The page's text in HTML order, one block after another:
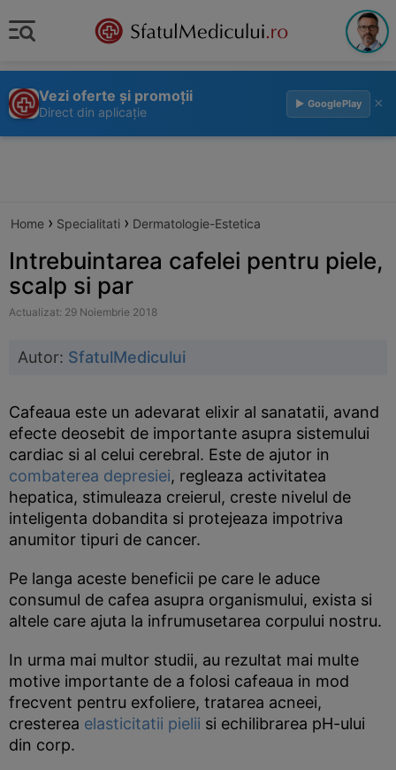
Vezi oferte și promoții
Direct din aplicație
▶ GooglePlay ×
Home › Specialitati › Dermatologie-Estetica
Intrebuintarea cafelei pentru piele,
scalp si par
Actualizat: 29 Noiembrie 2018
Autor: SfatulMedicului
Cafeaua este un adevarat elixir al sanatatii, avand
efecte deosebit de importante asupra sistemului
cardiac si al celui cerebral. Este de ajutor in
combaterea depresiei, regleaza activitatea
hepatica, stimuleaza creierul, creste nivelul de
inteligenta dobandita si protejeaza impotriva
anumitor tipuri de cancer.
Pe langa aceste beneficii pe care le aduce
consumul de cafea asupra organismului, exista si
altele care ajuta la infrumusetarea corpului nostru.
In urma mai multor studii, au rezultat mai multe
motive importante de a folosi cafeaua in mod
frecvent pentru exfoliere, tratarea acneei,
cresterea elasticitatii pielii si echilibrarea pH-ului
din corp.